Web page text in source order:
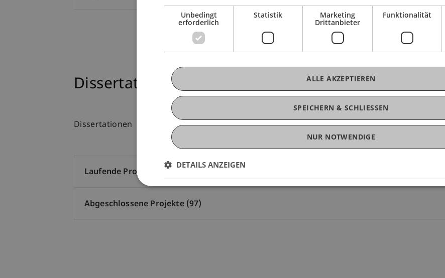
Dissertationsvorhaben
Dissertationen
Laufende Projekte (21)
Abgeschlossene Projekte (97)
Unbedingt
erforderlich
Statistik Marketing
Drittanbieter
Funktionalität
SPEICHERN & SCHLIESSEN
ALLE AKZEPTIEREN
NUR NOTWENDIGE
DETAILS ANZEIGEN